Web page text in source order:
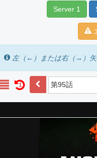
Server 1
左（←）または右（→）矢
1